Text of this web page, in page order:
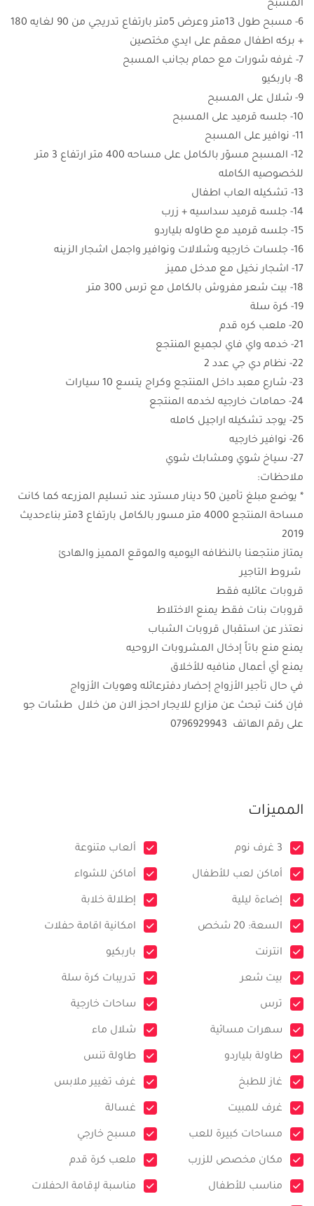
المسبح
6- مسبح طول 13متر وعرض 5متر بارتفاع تدريجي من 90 لغايه 180
+ بركه اطفال معقم على ايدي مختصين
7- غرفه شورات مع حمام بجانب المسبح
8- باربكيو
9- شلال على المسبح
10- جلسه قرميد على المسبح
11- نوافير على المسبح
12- المسبح مسوّر بالكامل على مساحه 400 متر ارتفاع 3 متر
للخصوصيه الكامله
13- تشكيله العاب اطفال
14- جلسه قرميد سداسيه + زرب
15- جلسه قرميد مع طاوله بلياردو
16- جلسات خارجيه وشلالات ونوافير واجمل اشجار الزينه
17- اشجار نخيل مع مدخل مميز
18- بيت شعر مفروش بالكامل مع ترس 300 متر
19- كرة سلة
20- ملعب كره قدم
21- خدمه واي فاي لجميع المنتجع
22- نظام دي جي عدد 2
23- شارع معبد داخل المنتجع وكراج يتسع 10 سيارات
24- حمامات خارجيه لخدمه المنتجع
25- يوجد تشكيله اراجيل كامله
26- نوافير خارجيه
27- سياخ شوي ومشابك شوي
ملاحظات:
* يوضع مبلغ تأمين 50 دينار مسترد عند تسليم المزرعه كما كانت
مساحة المنتجع 4000 متر مسور بالكامل بارتفاع 3متر بناءحديث
2019
يمتاز منتجعنا بالنظافه اليوميه والموقع المميز والهادئ
شروط التاجير
قروبات عائليه فقط
قروبات بنات فقط يمنع الاختلاط
نعتذر عن استقبال قروبات الشباب
يمنع منع باتاً إدخال المشروبات الروحيه
يمنع أي أعمال منافيه للأخلاق
في حال تأجير الأزواج إحضار دفترعائله وهويات الأزواج
فإن كنت تبحث عن مزارع للايجار احجز الان من خلال طشات جو
على رقم الهاتف 0796929943
المميزات
3 غرف نوم ألعاب متنوعة
أماكن لعب للأطفال أماكن للشواء
إضاءة ليلية إطلالة خلابة
السعة: 20 شخص امكانية اقامة حفلات
انترنت باربكيو
بيت شعر تدريبات كرة سلة
ترس ساحات خارجية
سهرات مسائية شلال ماء
طاولة بلياردو طاولة تنس
غاز للطبخ غرف تغيير ملابس
غرف للمبيت غسالة
مساحات كبيرة للعب مسبح خارجي
مكان مخصص للزرب ملعب كرة قدم
مناسب للأطفال مناسبة لإقامة الحفلات